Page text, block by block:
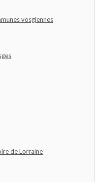
vosgiennes
de Lorraine